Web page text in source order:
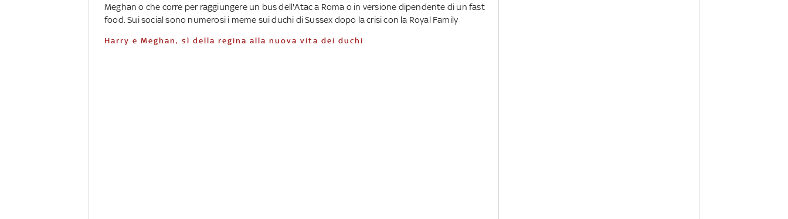
Meghan o che corre per raggiungere un bus dell'Atac a Roma o in versione dipendente di un fast
food. Sui social sono numerosi i meme sui duchi di Sussex dopo la crisi con la Royal Family
Harry e Meghan, sì della regina alla nuova vita dei duchi